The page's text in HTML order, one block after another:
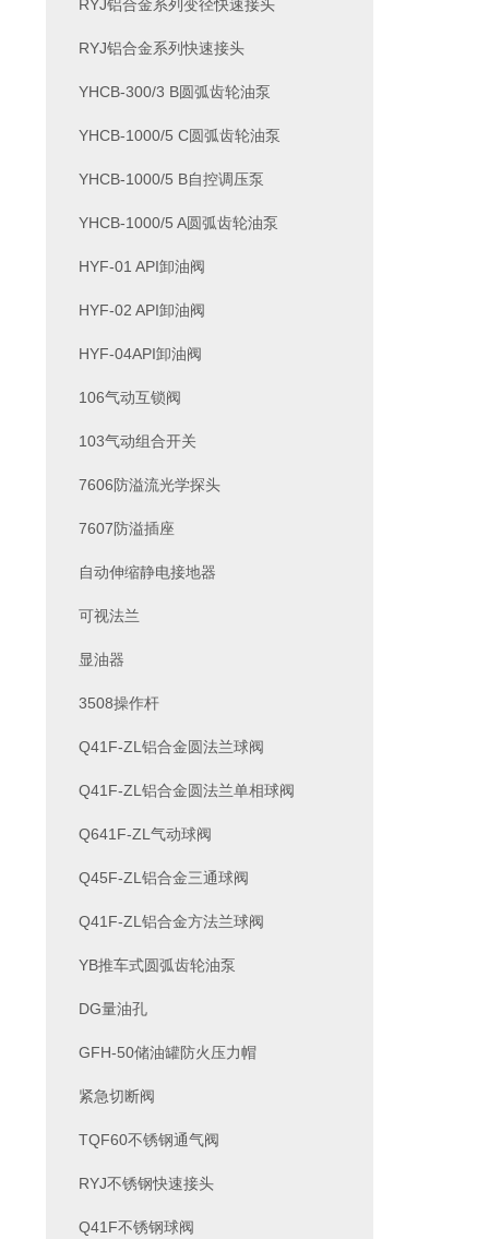
RYJ铝合金系列变径快速接头
RYJ铝合金系列快速接头
YHCB-300/3 B圆弧齿轮油泵
YHCB-1000/5 C圆弧齿轮油泵
YHCB-1000/5 B自控调压泵
YHCB-1000/5 A圆弧齿轮油泵
HYF-01 API卸油阀
HYF-02 API卸油阀
HYF-04API卸油阀
106气动互锁阀
103气动组合开关
7606防溢流光学探头
7607防溢插座
自动伸缩静电接地器
可视法兰
显油器
3508操作杆
Q41F-ZL铝合金圆法兰球阀
Q41F-ZL铝合金圆法兰单相球阀
Q641F-ZL气动球阀
Q45F-ZL铝合金三通球阀
Q41F-ZL铝合金方法兰球阀
YB推车式圆弧齿轮油泵
DG量油孔
GFH-50储油罐防火压力帽
紧急切断阀
TQF60不锈钢通气阀
RYJ不锈钢快速接头
Q41F不锈钢球阀